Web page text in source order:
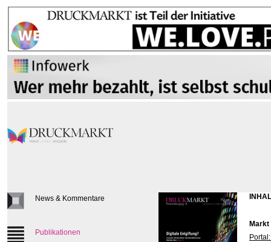
News & Kommentare
Publikationen
Markt